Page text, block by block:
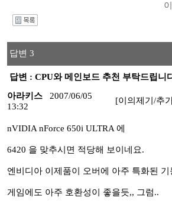
답변 3
답변 : CPU와 메인보드 추천 부탁드립니
아라키스
2007/06/05
13:32
[이의제기/추
nVIDIA nForce 650i ULTRA 에
6420 을 맞추시면 적당해 보이네요.
엔비디아 이제품이 오버에 아주 특화된
게임에도 아주 호환성이 좋을듯,, 그럼..